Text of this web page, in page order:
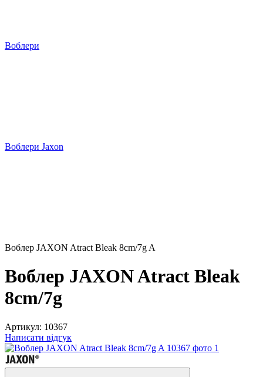
Воблери
Воблери Jaxon
Воблер JAXON Atract Bleak 8cm/7g A
Воблер JAXON Atract Bleak
8cm/7g
Артикул: 10367
Написати відгук